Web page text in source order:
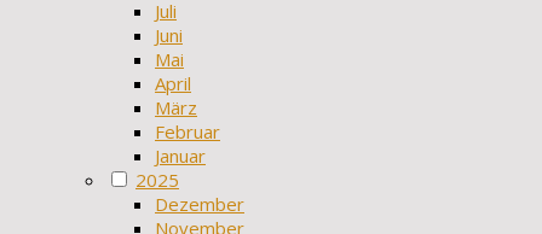
Juli
Juni
Mai
April
März
Februar
Januar
2025
Dezember
November